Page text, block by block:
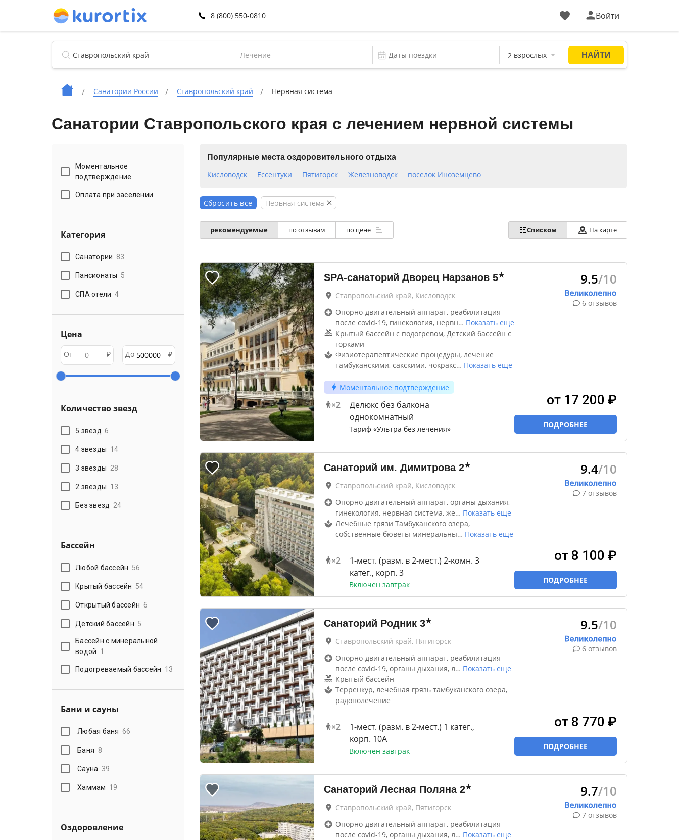
8 (800) 550-0810 Войти
Лечение
Санатории России Ставропольский край Нервная система
Санатории Ставропольского края с лечением нервной системы
Моментальное
подтверждение
Оплата при заселении
Категория
Санатории 83
Пансионаты 5
СПА отели 4
Цена
От ₽ До ₽
Количество звезд
5 звезд 6
4 звезды 14
3 звезды 28
2 звезды 13
Без звезд 24
Бассейн
Любой бассейн 56
Крытый бассейн 54
Открытый бассейн 6
Детский бассейн 5
Бассейн с минеральной
водой 1
Подогреваемый бассейн 13
Бани и сауны
Любая баня 66
Баня 8
Сауна 39
Хаммам 19
Оздоровление
Популярные места оздоровительного отдыха
Кисловодск Ессентуки Пятигорск Железноводск поселок Иноземцево
Сбросить всё Нервная система
рекомендуемые по отзывам по цене Списком На карте
SPA-санаторий Дворец Нарзанов 5★
Ставропольский край, Кисловодск
Опорно-двигательный аппарат, реабилитация
после covid-19, гинекология, нервн… Показать еще
Крытый бассейн с подогревом, Детский бассейн с
горками
Физиотерапевтические процедуры, лечение
тамбуканскими, сакскими, чокракс… Показать еще
Моментальное подтверждение
×2
Делюкс без балкона
однокомнатный
Тариф «Ультра без лечения»
9.5/10
6 отзывов
от 17 200 ₽
ПОДРОБНЕЕ
Санаторий им. Димитрова 2★
Ставропольский край, Кисловодск
Опорно-двигательный аппарат, органы дыхания,
гинекология, нервная система, же… Показать еще
Лечебные грязи Тамбуканского озера,
собственные бюветы минеральны… Показать еще
×2
1-мест. (разм. в 2-мест.) 2-комн. 3
катег., корп. 3
Включен завтрак
9.4/10
7 отзывов
от 8 100 ₽
ПОДРОБНЕЕ
Санаторий Родник 3★
Ставропольский край, Пятигорск
Опорно-двигательный аппарат, реабилитация
после covid-19, органы дыхания, л… Показать еще
Крытый бассейн
Терренкур, лечебная грязь тамбуканского озера,
радонолечение
×2
1-мест. (разм. в 2-мест.) 1 катег.,
корп. 10А
Включен завтрак
9.5/10
6 отзывов
от 8 770 ₽
ПОДРОБНЕЕ
Санаторий Лесная Поляна 2★
Ставропольский край, Пятигорск
Опорно-двигательный аппарат, реабилитация
после covid-19, органы дыхания, л… Показать еще
9.7/10
7 отзывов